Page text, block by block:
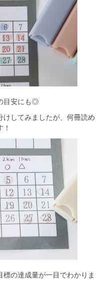
目安にも◎
してみましたが、何冊読め
の達成量が一目でわかりま